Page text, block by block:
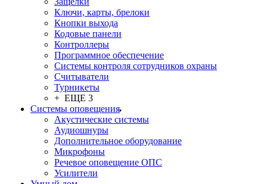
Ключи, карты, брелоки
Кнопки выхода
Кодовые панели
Контроллеры
Программное обеспечение
Системы контроля сотрудников охраны
Считыватели
Турникеты
+ ЕЩЕ 3
Системы оповещения
Акустические системы
Аудиошнуры
Дополнительное оборудование
Микрофоны
Речевое оповещение ОПС
Усилители